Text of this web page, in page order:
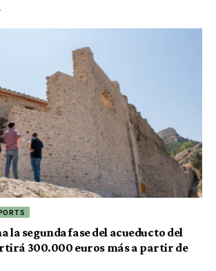
la segunda fase del acueducto del
300.000 euros más a partir de